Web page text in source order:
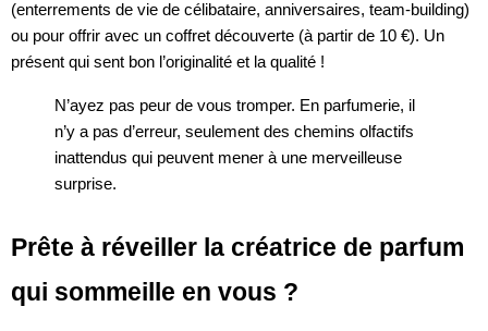
(enterrements de vie de célibataire, anniversaires, team-building)
ou pour offrir avec un coffret découverte (à partir de 10 €). Un
présent qui sent bon l’originalité et la qualité !
N’ayez pas peur de vous tromper. En parfumerie, il
n’y a pas d’erreur, seulement des chemins olfactifs
inattendus qui peuvent mener à une merveilleuse
surprise.
Prête à réveiller la créatrice de parfum
qui sommeille en vous ?